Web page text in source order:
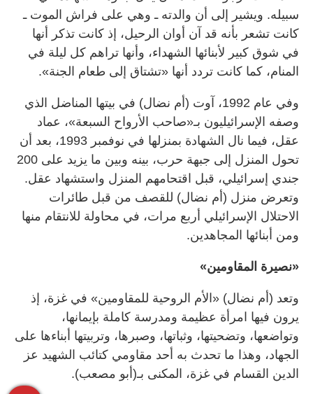
سبيله. ويشير إلى أن والدته ـ وهي على فراش الموت ـ
كانت تشعر بأنه قد آن أوان الرحيل، إذ كانت تذكر أنها
في شوق كبير لأبنائها الشهداء، وأنها تراهم كل ليلة في
المنام، كما كانت تردد أنها «تشتاق إلى طعام الجنة».
وفي عام ‬1992، آوت (أم نضال) في بيتها المناضل الذي
وصفه الإسرائيليون بـ«صاحب الأرواح السبعة»، عماد
عقل، فيما نال الشهادة بمنزلها في نوفمبر ‬1993، بعد أن
تحول المنزل إلى جبهة حرب، بينه وبين ما يزيد على ‬200
جندي إسرائيلي، قبل اقتحامهم المنزل واستشهاد عقل.
وتعرض منزل (أم نضال) للقصف من قبل طائرات
الاحتلال الإسرائيلي أربع مرات، في محاولة للانتقام منها
ومن أبنائها المجاهدين.
«نصيرة المقاومين»
وتعد (أم نضال) «الأم الروحية للمقاومين» في غزة، إذ
يرون فيها امرأة عظيمة ومدرسة كاملة بإيمانها،
وتواضعها، وتضحيتها، وثباتها، وصبرها، وتربيتها أبناءها على
الجهاد، وهذا ما تحدث به أحد مقاومي كتائب الشهيد عز
الدين القسام في غزة، المكنى بـ(أبو مصعب).